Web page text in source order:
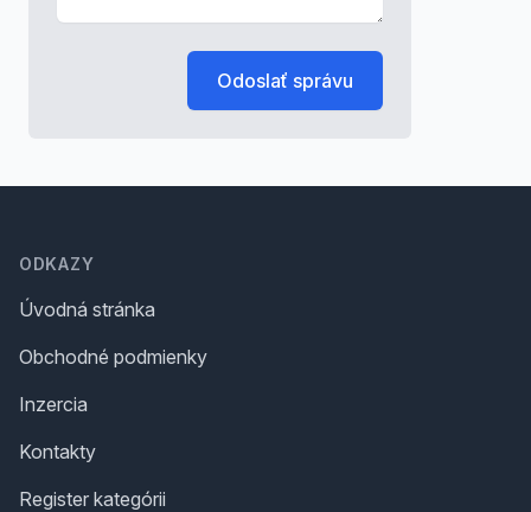
Odoslať správu
ODKAZY
Úvodná stránka
Obchodné podmienky
Inzercia
Kontakty
Register kategórii